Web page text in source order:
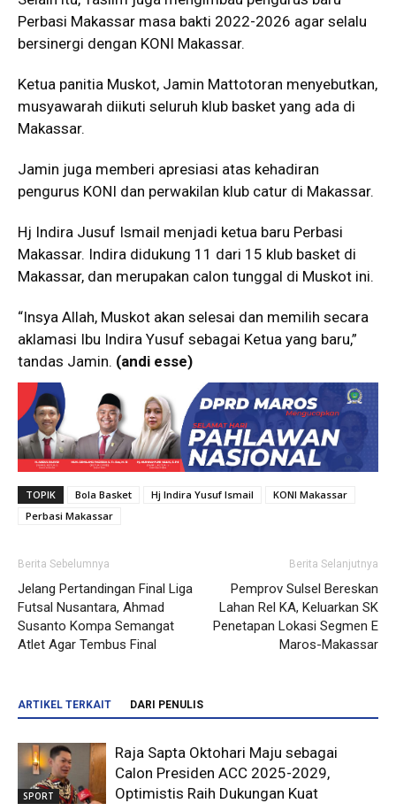
Perbasi Makassar masa bakti 2022-2026 agar selalu
bersinergi dengan KONI Makassar.
Ketua panitia Muskot, Jamin Mattotoran menyebutkan,
musyawarah diikuti seluruh klub basket yang ada di
Makassar.
Jamin juga memberi apresiasi atas kehadiran
pengurus KONI dan perwakilan klub catur di Makassar.
Hj Indira Jusuf Ismail menjadi ketua baru Perbasi
Makassar. Indira didukung 11 dari 15 klub basket di
Makassar, dan merupakan calon tunggal di Muskot ini.
“Insya Allah, Muskot akan selesai dan memilih secara
aklamasi Ibu Indira Yusuf sebagai Ketua yang baru,”
tandas Jamin. (andi esse)
TOPIK Bola Basket Hj Indira Yusuf Ismail
KONI Makassar
Perbasi Makassar
Berita Sebelumnya
Jelang Pertandingan Final Liga
Futsal Nusantara, Ahmad
Susanto Kompa Semangat
Atlet Agar Tembus Final
Berita Selanjutnya
Pemprov Sulsel Bereskan
Lahan Rel KA, Keluarkan SK
Penetapan Lokasi Segmen E
Maros-Makassar
ARTIKEL TERKAIT DARI PENULIS
SPORT
Raja Sapta Oktohari Maju sebagai
Calon Presiden ACC 2025-2029,
Optimistis Raih Dukungan Kuat